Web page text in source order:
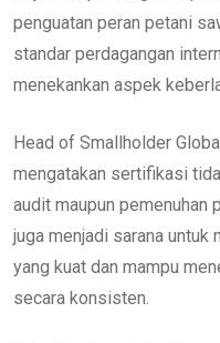
penguatan peran petani
standar perdagangan
menekankan aspek
Head of Smallholder
mengatakan sertifikasi
audit maupun
juga menjadi sarana untuk
yang kuat dan mampu
secara konsisten.